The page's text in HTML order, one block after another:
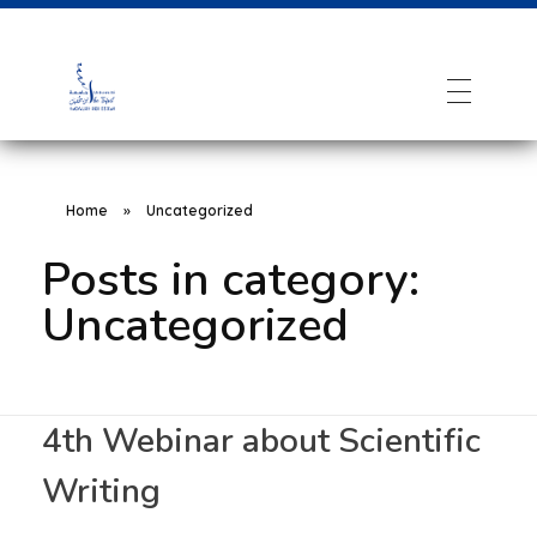
Home » Uncategorized
Posts in category:
Uncategorized
4th Webinar about Scientific
Writing